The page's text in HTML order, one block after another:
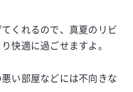
くれるので、真夏のリビ
快適に過ごせますよ。
い部屋などには不向きな